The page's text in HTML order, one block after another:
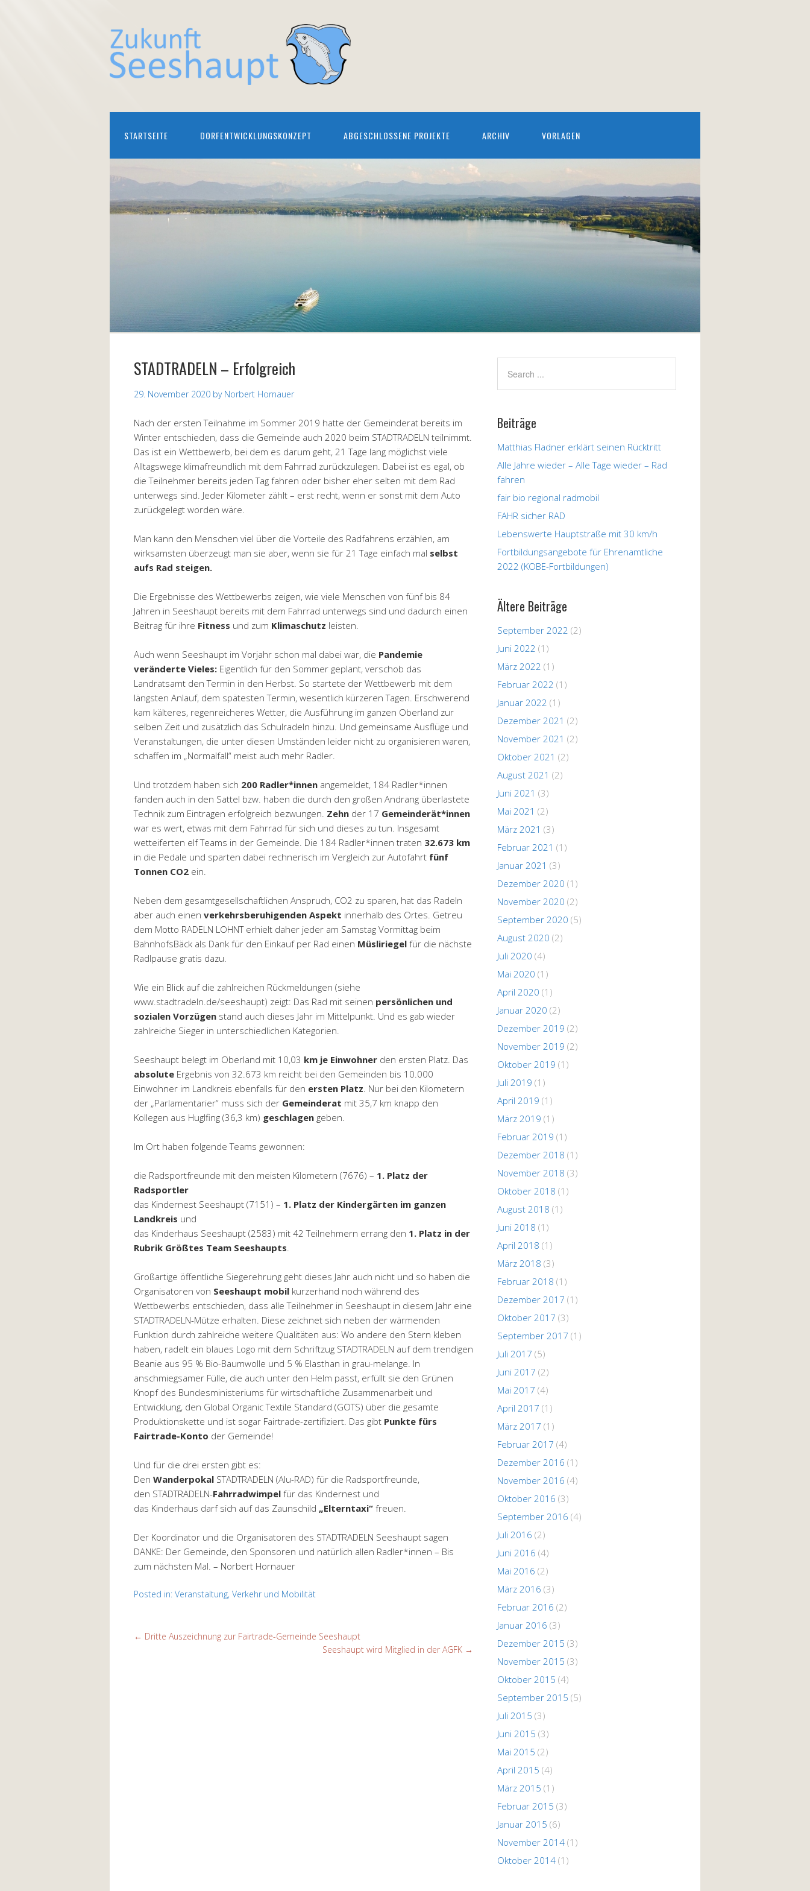
STARTSEITE DORFENTWICKLUNGSKONZEPT ABGESCHLOSSENE PROJEKTE ARCHIV VORLAGEN
STADTRADELN – Erfolgreich
29. November 2020 by Norbert Hornauer
Nach der ersten Teilnahme im Sommer 2019 hatte der Gemeinderat bereits im
Winter entschieden, dass die Gemeinde auch 2020 beim STADTRADELN teilnimmt.
Das ist ein Wettbewerb, bei dem es darum geht, 21 Tage lang möglichst viele
Alltagswege klimafreundlich mit dem Fahrrad zurückzulegen. Dabei ist es egal, ob
die Teilnehmer bereits jeden Tag fahren oder bisher eher selten mit dem Rad
unterwegs sind. Jeder Kilometer zählt – erst recht, wenn er sonst mit dem Auto
zurückgelegt worden wäre.
Man kann den Menschen viel über die Vorteile des Radfahrens erzählen, am
wirksamsten überzeugt man sie aber, wenn sie für 21 Tage einfach mal selbst
aufs Rad steigen.
Die Ergebnisse des Wettbewerbs zeigen, wie viele Menschen von fünf bis 84
Jahren in Seeshaupt bereits mit dem Fahrrad unterwegs sind und dadurch einen
Beitrag für ihre Fitness und zum Klimaschutz leisten.
Auch wenn Seeshaupt im Vorjahr schon mal dabei war, die Pandemie
veränderte Vieles: Eigentlich für den Sommer geplant, verschob das
Landratsamt den Termin in den Herbst. So startete der Wettbewerb mit dem
längsten Anlauf, dem spätesten Termin, wesentlich kürzeren Tagen. Erschwerend
kam kälteres, regenreicheres Wetter, die Ausführung im ganzen Oberland zur
selben Zeit und zusätzlich das Schulradeln hinzu. Und gemeinsame Ausflüge und
Veranstaltungen, die unter diesen Umständen leider nicht zu organisieren waren,
schaffen im „Normalfall“ meist auch mehr Radler.
Und trotzdem haben sich 200 Radler*innen angemeldet, 184 Radler*innen
fanden auch in den Sattel bzw. haben die durch den großen Andrang überlastete
Technik zum Eintragen erfolgreich bezwungen. Zehn der 17 Gemeinderät*innen
war es wert, etwas mit dem Fahrrad für sich und dieses zu tun. Insgesamt
wetteiferten elf Teams in der Gemeinde. Die 184 Radler*innen traten 32.673 km
in die Pedale und sparten dabei rechnerisch im Vergleich zur Autofahrt fünf
Tonnen CO2 ein.
Neben dem gesamtgesellschaftlichen Anspruch, CO2 zu sparen, hat das Radeln
aber auch einen verkehrsberuhigenden Aspekt innerhalb des Ortes. Getreu
dem Motto RADELN LOHNT erhielt daher jeder am Samstag Vormittag beim
BahnhofsBäck als Dank für den Einkauf per Rad einen Müsliriegel für die nächste
Radlpause gratis dazu.
Wie ein Blick auf die zahlreichen Rückmeldungen (siehe
www.stadtradeln.de/seeshaupt) zeigt: Das Rad mit seinen persönlichen und
sozialen Vorzügen stand auch dieses Jahr im Mittelpunkt. Und es gab wieder
zahlreiche Sieger in unterschiedlichen Kategorien.
Seeshaupt belegt im Oberland mit 10,03 km je Einwohner den ersten Platz. Das
absolute Ergebnis von 32.673 km reicht bei den Gemeinden bis 10.000
Einwohner im Landkreis ebenfalls für den ersten Platz . Nur bei den Kilometern
der „Parlamentarier“ muss sich der Gemeinderat mit 35,7 km knapp den
Kollegen aus Huglfing (36,3 km) geschlagen geben.
Im Ort haben folgende Teams gewonnen:
die Radsportfreunde mit den meisten Kilometern (7676) – 1. Platz der
Radsportler
das Kindernest Seeshaupt (7151) – 1. Platz der Kindergärten im ganzen
Landkreis und
das Kinderhaus Seeshaupt (2583) mit 42 Teilnehmern errang den 1. Platz in der
Rubrik Größtes Team Seeshaupts
Großartige öffentliche Siegerehrung geht dieses Jahr auch nicht und so haben die
Organisatoren von Seeshaupt mobil kurzerhand noch während des
Wettbewerbs entschieden, dass alle Teilnehmer in Seeshaupt in diesem Jahr eine
STADTRADELN-Mütze erhalten. Diese zeichnet sich neben der wärmenden
Funktion durch zahlreiche weitere Qualitäten aus: Wo andere den Stern kleben
haben, radelt ein blaues Logo mit dem Schriftzug STADTRADELN auf dem trendigen
Beanie aus 95 % Bio-Baumwolle und 5 % Elasthan in grau-melange. In
anschmiegsamer Fülle, die auch unter den Helm passt, erfüllt sie den Grünen
Knopf des Bundesministeriums für wirtschaftliche Zusammenarbeit und
Entwicklung, den Global Organic Textile Standard (GOTS) über die gesamte
Produktionskette und ist sogar Fairtrade-zertifiziert. Das gibt Punkte fürs
Fairtrade-Konto der Gemeinde!
Und für die drei ersten gibt es:
Den Wanderpokal STADTRADELN (Alu-RAD) für die Radsportfreunde,
den STADTRADELN-Fahrradwimpel für das Kindernest und
das Kinderhaus darf sich auf das Zaunschild „Elterntaxi“ freuen.
Der Koordinator und die Organisatoren des STADTRADELN Seeshaupt sagen
DANKE: Der Gemeinde, den Sponsoren und natürlich allen Radler*innen – Bis
zum nächsten Mal. – Norbert Hornauer
Posted in: Veranstaltung, Verkehr und Mobilität
← Dritte Auszeichnung zur Fairtrade-Gemeinde Seeshaupt
Seeshaupt wird Mitglied in der AGFK →
Beiträge
Matthias Fladner erklärt seinen Rücktritt
Alle Jahre wieder – Alle Tage wieder – Rad
fahren
fair bio regional radmobil
FAHR sicher RAD
Lebenswerte Hauptstraße mit 30 km/h
Fortbildungsangebote für Ehrenamtliche
2022 (KOBE-Fortbildungen)
Ältere Beiträge
September 2022 (2)
Juni 2022 (1)
März 2022 (1)
Februar 2022 (1)
Januar 2022 (1)
Dezember 2021 (2)
November 2021 (2)
Oktober 2021 (2)
August 2021 (2)
Juni 2021 (3)
Mai 2021 (2)
März 2021 (3)
Februar 2021 (1)
Januar 2021 (3)
Dezember 2020 (1)
November 2020 (2)
September 2020 (5)
August 2020 (2)
Juli 2020 (4)
Mai 2020 (1)
April 2020 (1)
Januar 2020 (2)
Dezember 2019 (2)
November 2019 (2)
Oktober 2019 (1)
Juli 2019 (1)
April 2019 (1)
März 2019 (1)
Februar 2019 (1)
Dezember 2018 (1)
November 2018 (3)
Oktober 2018 (1)
August 2018 (1)
Juni 2018 (1)
April 2018 (1)
März 2018 (3)
Februar 2018 (1)
Dezember 2017 (1)
Oktober 2017 (3)
September 2017 (1)
Juli 2017 (5)
Juni 2017 (2)
Mai 2017 (4)
April 2017 (1)
März 2017 (1)
Februar 2017 (4)
Dezember 2016 (1)
November 2016 (4)
Oktober 2016 (3)
September 2016 (4)
Juli 2016 (2)
Juni 2016 (4)
Mai 2016 (2)
März 2016 (3)
Februar 2016 (2)
Januar 2016 (3)
Dezember 2015 (3)
November 2015 (3)
Oktober 2015 (4)
September 2015 (5)
Juli 2015 (3)
Juni 2015 (3)
Mai 2015 (2)
April 2015 (4)
März 2015 (1)
Februar 2015 (3)
Januar 2015 (6)
November 2014 (1)
Oktober 2014 (1)